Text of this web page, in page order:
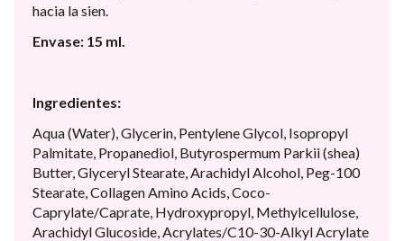
hacia la sien.
Envase: 15 ml.
Ingredientes:
Aqua (Water), Glycerin, Pentylene Glycol, Isopropyl
Palmitate, Propanediol, Butyrospermum Parkii (shea)
Butter, Glyceryl Stearate, Arachidyl Alcohol, Peg-100
Stearate, Collagen Amino Acids, Coco-
Caprylate/Caprate, Hydroxypropyl, Methylcellulose,
Arachidyl Glucoside, Acrylates/C10-30-Alkyl Acrylate